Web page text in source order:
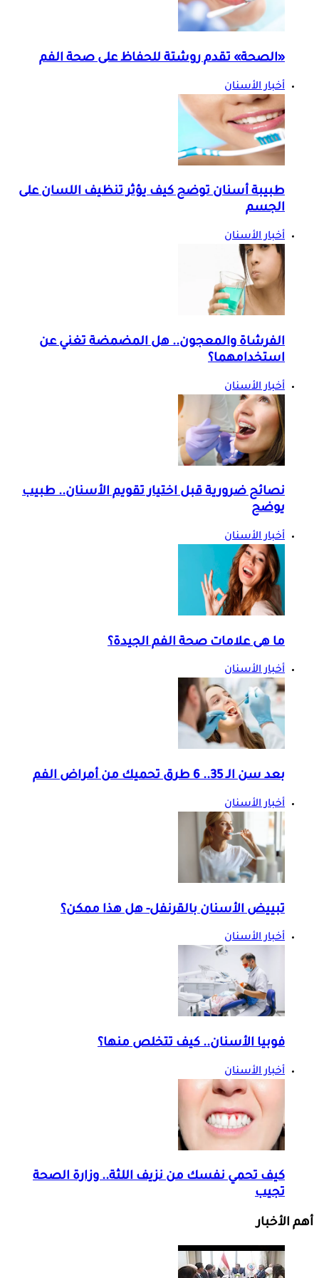
«الصحة» تقدم روشتة للحفاظ على صحة الفم
أخبار الأسنان
طبيبة أسنان توضح كيف يؤثر تنظيف اللسان على
الجسم
أخبار الأسنان
الفرشاة والمعجون.. هل المضمضة تغني عن
استخدامهما؟
أخبار الأسنان
نصائح ضرورية قبل اختيار تقويم الأسنان.. طبيب
يوضح
أخبار الأسنان
ما هى علامات صحة الفم الجيدة؟
أخبار الأسنان
بعد سن الـ 35.. 6 طرق تحميك من أمراض الفم
أخبار الأسنان
تبييض الأسنان بالقرنفل- هل هذا ممكن؟
أخبار الأسنان
فوبيا الأسنان.. كيف تتخلص منها؟
أخبار الأسنان
كيف تحمي نفسك من نزيف اللثة.. وزارة الصحة
تجيب
أهم الأخبار